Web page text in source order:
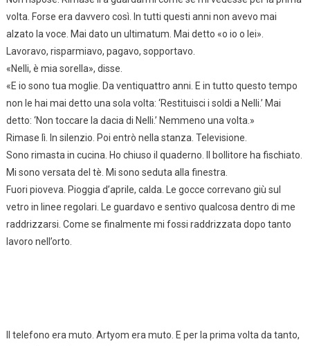
volta. Forse era davvero così. In tutti questi anni non avevo mai
alzato la voce. Mai dato un ultimatum. Mai detto «o io o lei».
Lavoravo, risparmiavo, pagavo, sopportavo.
«Nelli, è mia sorella», disse.
«E io sono tua moglie. Da ventiquattro anni. E in tutto questo tempo
non le hai mai detto una sola volta: ‘Restituisci i soldi a Nelli.’ Mai
detto: ‘Non toccare la dacia di Nelli.’ Nemmeno una volta.»
Rimase lì. In silenzio. Poi entrò nella stanza. Televisione.
Sono rimasta in cucina. Ho chiuso il quaderno. Il bollitore ha fischiato.
Mi sono versata del tè. Mi sono seduta alla finestra.
Fuori pioveva. Pioggia d’aprile, calda. Le gocce correvano giù sul
vetro in linee regolari. Le guardavo e sentivo qualcosa dentro di me
raddrizzarsi. Come se finalmente mi fossi raddrizzata dopo tanto
lavoro nell’orto.
Il telefono era muto. Artyom era muto. E per la prima volta da tanto,